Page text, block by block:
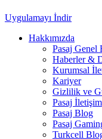
Uygulamayı İndir
Hakkımızda
Pasaj Genel
Haberler &
Kurumsal
Kariyer
Gizlilik ve
Pasaj İletişim
Pasaj Blog
Pasaj
Turkcell